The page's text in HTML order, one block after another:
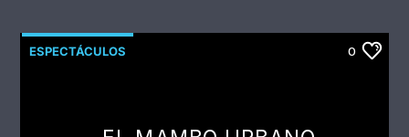
ESPECTÁCULOS 0